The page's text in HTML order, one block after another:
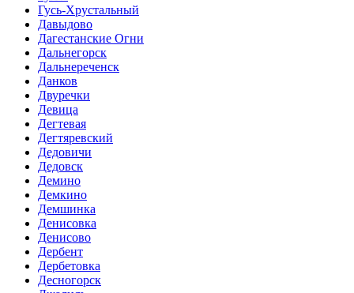
Гусь-Хрустальный
Давыдово
Дагестанские Огни
Дальнегорск
Дальнереченск
Данков
Двуречки
Девица
Дегтевая
Дегтяревский
Дедовичи
Дедовск
Демино
Демкино
Демшинка
Денисовка
Денисово
Дербент
Дербетовка
Десногорск